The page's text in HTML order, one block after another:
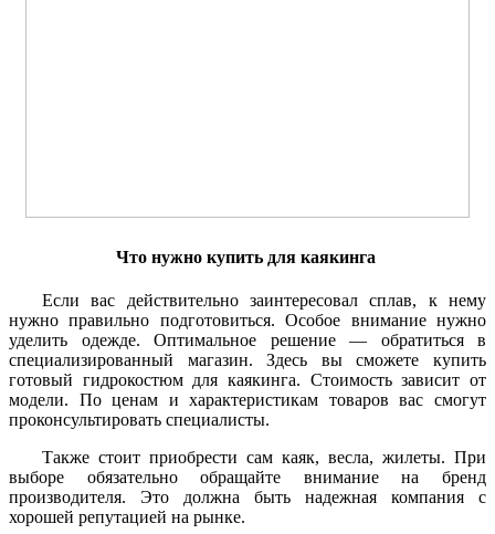
Что нужно купить для каякинга
Если вас действительно заинтересовал сплав, к нему
нужно правильно подготовиться. Особое внимание нужно
уделить одежде. Оптимальное решение — обратиться в
специализированный магазин. Здесь вы сможете купить
готовый гидрокостюм для каякинга. Стоимость зависит от
модели. По ценам и характеристикам товаров вас смогут
проконсультировать специалисты.
Также стоит приобрести сам каяк, весла, жилеты. При
выборе обязательно обращайте внимание на бренд
производителя. Это должна быть надежная компания с
хорошей репутацией на рынке.